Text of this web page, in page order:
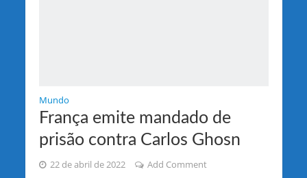
Mundo
França emite mandado de
prisão contra Carlos Ghosn
22 de abril de 2022 Add Comment